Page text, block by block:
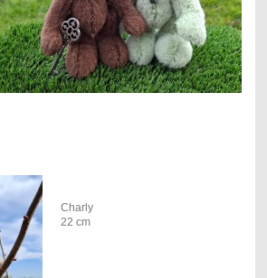
Charly
22 cm